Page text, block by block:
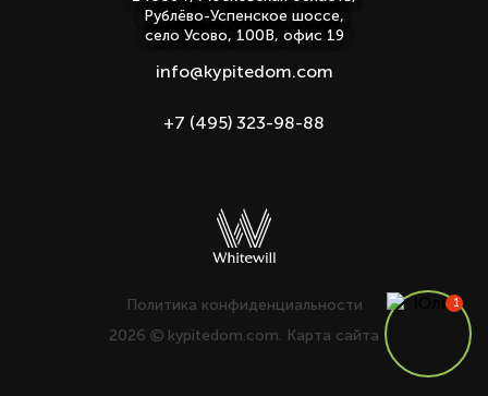
Рублёво-Успенское шоссе,
село Усово, 100В, офис 19
info@kypitedom.com
+7 (495) 323-98-88
Политика конфиденциальности
2026
kypitedom.com. Карта сайта